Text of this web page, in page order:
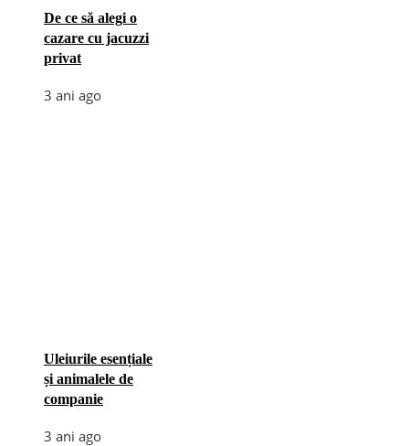
De ce să alegi o
cazare cu jacuzzi
privat
3 ani ago
Uleiurile esențiale
și animalele de
companie
3 ani ago